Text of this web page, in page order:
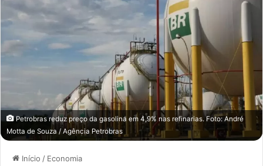
Petrobras reduz preço da gasolina em 4,9% nas refinarias. Foto: André
Motta de Souza / Agência Petrobras
Início / Economia